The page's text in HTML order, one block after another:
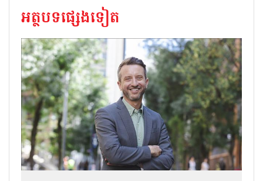
អត្ថបទផ្សេងទៀត